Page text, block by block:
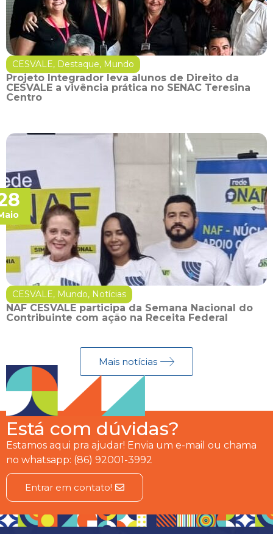
CESVALE, Destaque, Mundo
Projeto Integrador leva alunos de Direito da
CESVALE a vivência prática no SENAC Teresina
Centro
CESVALE, Mundo, Notícias
NAF CESVALE participa da Semana Nacional do
Contribuinte com ação na Receita Federal
Mais notícias
Está com dúvidas?
Estamos aqui pra ajudar! Envia um e-mail ou chama
no whatsapp: (86) 92001-3992
Entrar em contato!